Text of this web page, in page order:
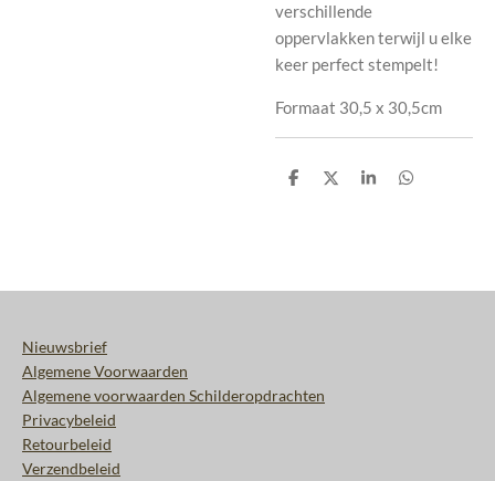
verschillende
oppervlakken terwijl u elke
keer perfect stempelt!
Formaat 30,5 x 30,5cm
D
D
S
D
Nieuwsbrief
Algemene Voorwaarden
Algemene voorwaarden Schilderopdrachten
Privacybeleid
Retourbeleid
Verzendbeleid